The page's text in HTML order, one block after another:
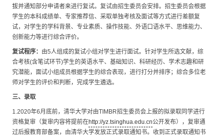
拔并通知部分申请者来进行复试。复试由招生委员会安排。招生委员会根据
学生的本科成绩单、专家推荐信、采取单独考核及面试等方式进行差额复
试，对学生的学科背景、专业素质、操作技能、外语口语水平、思维能力、
创新能力等进行综合评价。
复试程序： 由5人组成的复试小组对学生进行面试。针对学生所选文献，综
合考核(含笔试环节)学生的英语水平、基础知识、科研经历、学术志趣和研
究潜能，面试小组成员根据学生的综合表现，进行打分并排序；综合多位老
师对学生的评价和判断，完成学生遴选。
三、录取
1.2020年6月底前，清华大学对由TIMBR招生委员会上报的拟录取同学进行
资格复审（复审内容将提前在http://yz.tsinghua.edu.cn公开发布），复审通
过后报教育部备案，由清华大学发放正式录取通知书。收到正式录取通知书